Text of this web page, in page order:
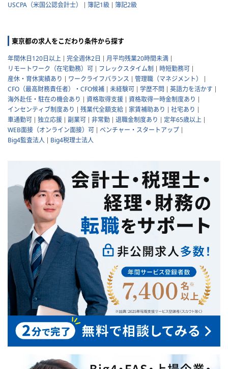
USCPA（米国公認会計士）
簿記1級 簿記2級
東京都の求人をこだわり条件から探す
年間休日120日以上 完全週休2日
月平均残業20時間未満
リモートワーク（在宅勤務）可
フレックスタイム制
時短勤務可
産休・育休実績あり
ワークライフバランス
管理職（マネジメント）
CFO（最高財務責任者）・CFO候補
未経験可 学歴不問
英語力を活かす
海外赴任・駐在の機会あり
資格取得支援
資格取得一時金制度あり
インセンティブ制度あり
残業代全額支給 家賃補助あり
社宅あり
車通勤可
独立応援 副業可 非常勤 退職金制度あり
定年65歳以上
WEB面接（オンライン面接）可
ベンチャー・スタートアップ
Big4監査法人
Big4税理士法人